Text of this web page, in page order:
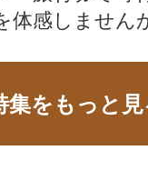
体感しません
集をもっと